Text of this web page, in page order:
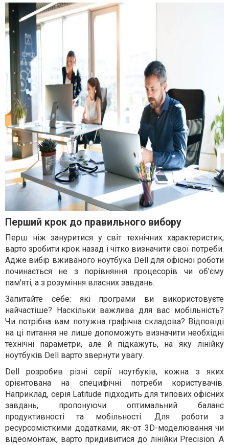
Перший крок до правильного вибору
Перш ніж зануритися у світ технічних характеристик,
варто зробити крок назад і чітко визначити свої потреби.
Адже вибір вживаного ноутбука Dell для офісної роботи
починається не з порівняння процесорів чи об'єму
пам'яті, а з розуміння власних завдань.
Запитайте себе: які програми ви використовуєте
найчастіше? Наскільки важлива для вас мобільність?
Чи потрібна вам потужна графічна складова? Відповіді
на ці питання не лише допоможуть визначити необхідні
технічні параметри, але й підкажуть, на яку лінійку
ноутбуків Dell варто звернути увагу.
Dell розробив різні серії ноутбуків, кожна з яких
орієнтована на специфічні потреби користувачів.
Наприклад, серія Latitude підходить для типових офісних
завдань, пропонуючи оптимальний баланс
продуктивності та мобільності. Для роботи з
ресурсомісткими додатками, як-от 3D-моделювання чи
відеомонтаж, варто придивитися до лінійки Precision. А